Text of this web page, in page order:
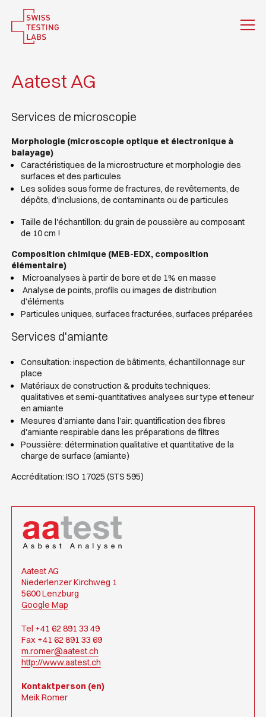
Aatest AG
Services de microscopie
Morphologie (microscopie optique et électronique à
balayage)
Caractéristiques de la microstructure et morphologie des
surfaces et des particules
Les solides sous forme de fractures, de revêtements, de
dépôts, d'inclusions, de contaminants ou de particules
Taille de l'échantillon: du grain de poussière au composant
de 10 cm !
Composition chimique (MEB-EDX, composition
élémentaire)
Microanalyses à partir de bore et de 1% en masse
Analyse de points, profils ou images de distribution
d'éléments
Particules uniques, surfaces fracturées, surfaces préparées
Services d'amiante
Consultation: inspection de bâtiments, échantillonnage sur
place
Matériaux de construction & produits techniques:
qualitatives et semi-quantitatives analyses sur type et teneur
en amiante
Mesures d’amiante dans l’air: quantification des fibres
d'amiante respirable dans les préparations de filtres
Poussière: détermination qualitative et quantitative de la
charge de surface (amiante)
Accréditation: ISO 17025 (STS 595)
Aatest AG
Niederlenzer Kirchweg 1
5600 Lenzburg
Google Map
Tel +41 62 891 33 49
Fax +41 62 891 33 69
m.romer@aatest.ch
http://www.aatest.ch
Kontaktperson (en)
Meik Romer